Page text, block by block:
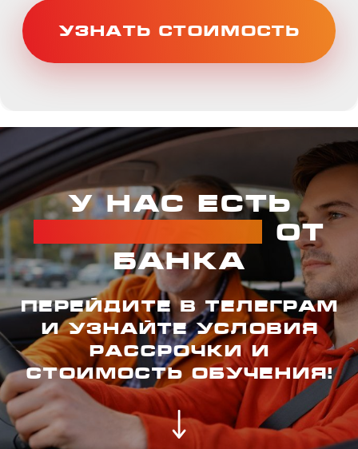
У нас есть
от
банка
Перейдите в Телеграм
и узнайте условия
рассрочки и
стоимость обучения!